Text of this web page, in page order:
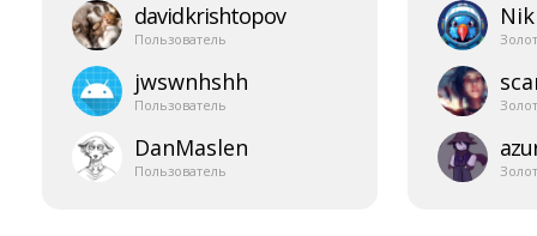
davidkrishtopov
Пользователь
jwswnhshh
Пользователь
DanMaslen
Пользователь